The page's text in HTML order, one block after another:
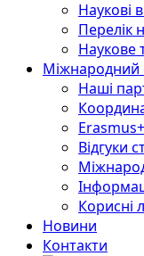
Наукові
Перелік
Наукове
Міжнародний
Наші
Erasmus+
Відгуки
Корисні
Новини
Контакти